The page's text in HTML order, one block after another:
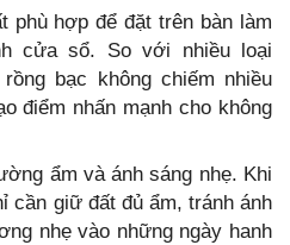
phù hợp để đặt trên bàn làm
cửa sổ. So với nhiều loại
bạc không chiếm nhiều
điểm nhấn mạnh cho không
ẩm và ánh sáng nhẹ. Khi
cần giữ đất đủ ẩm, tránh ánh
nhẹ vào những ngày hanh